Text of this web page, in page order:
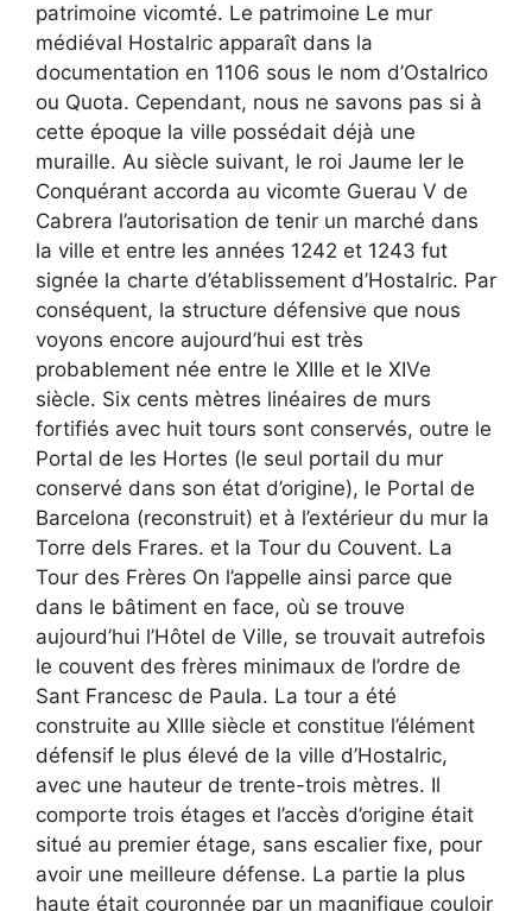
patrimoine vicomté. Le patrimoine Le mur
médiéval Hostalric apparaît dans la
documentation en 1106 sous le nom d’Ostalrico
ou Quota. Cependant, nous ne savons pas si à
cette époque la ville possédait déjà une
muraille. Au siècle suivant, le roi Jaume Ier le
Conquérant accorda au vicomte Guerau V de
Cabrera l’autorisation de tenir un marché dans
la ville et entre les années 1242 et 1243 fut
signée la charte d’établissement d’Hostalric. Par
conséquent, la structure défensive que nous
voyons encore aujourd’hui est très
probablement née entre le XIIIe et le XIVe
siècle. Six cents mètres linéaires de murs
fortifiés avec huit tours sont conservés, outre le
Portal de les Hortes (le seul portail du mur
conservé dans son état d’origine), le Portal de
Barcelona (reconstruit) et à l’extérieur du mur la
Torre dels Frares. et la Tour du Couvent. La
Tour des Frères On l’appelle ainsi parce que
dans le bâtiment en face, où se trouve
aujourd’hui l’Hôtel de Ville, se trouvait autrefois
le couvent des frères minimaux de l’ordre de
Sant Francesc de Paula. La tour a été
construite au XIIIe siècle et constitue l’élément
défensif le plus élevé de la ville d’Hostalric,
avec une hauteur de trente-trois mètres. Il
comporte trois étages et l’accès d’origine était
situé au premier étage, sans escalier fixe, pour
avoir une meilleure défense. La partie la plus
haute était couronnée par un magnifique couloir